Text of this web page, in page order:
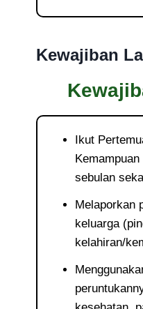
Kewajiban
Ikut
sebulan
Melaporkan
keluarga
kelahiran/